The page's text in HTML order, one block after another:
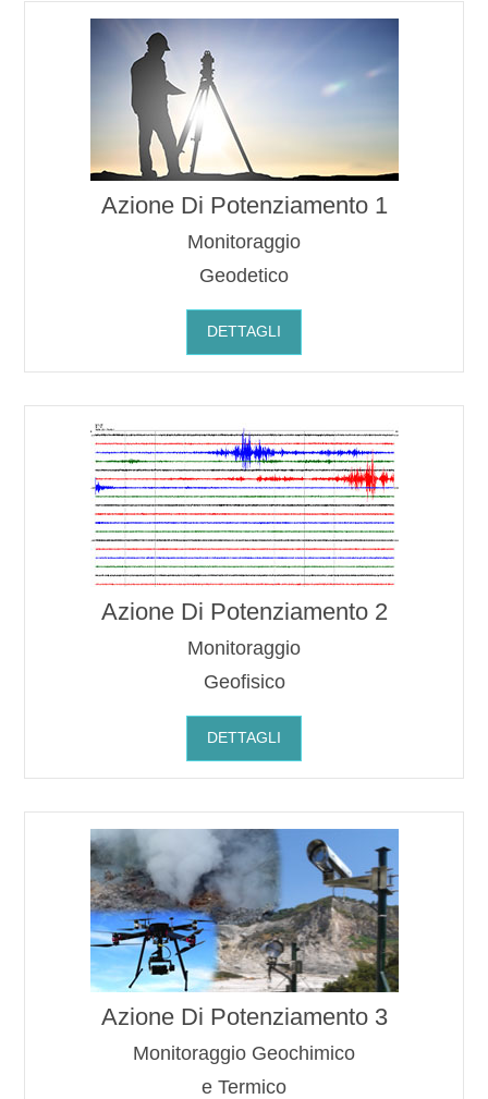
Azione Di Potenziamento 1
Monitoraggio
Geodetico
DETTAGLI
Azione Di Potenziamento 2
Monitoraggio
Geofisico
DETTAGLI
Azione Di Potenziamento 3
Monitoraggio Geochimico
e Termico